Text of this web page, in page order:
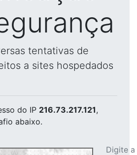
tentativas de
a sites hospedados
do IP 216.73.217.121,
abaixo.
Digite